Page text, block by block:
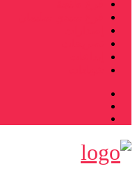
فرع طنجة
فرع سيدي سليمان
إصدارات
تصريحات
إبداعات
شهادات